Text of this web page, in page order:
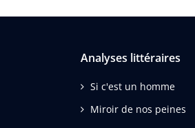
Analyses littéraires
Si c'est un homme
Miroir de nos peines